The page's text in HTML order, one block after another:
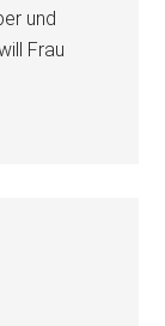
und
Frau